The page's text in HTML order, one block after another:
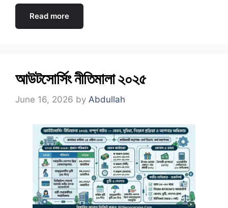
Read more
আউটসোর্সিং নীতিমালা ২০২৫
June 16, 2026 by Abdullah